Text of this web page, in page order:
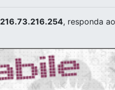
216.73.216.254, responda